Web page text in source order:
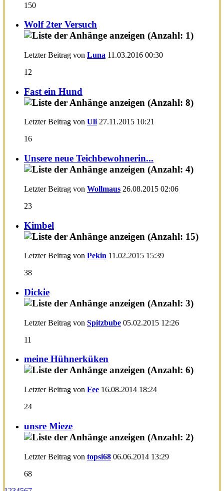
150
Wolf 2ter Versuch
Letzter Beitrag von Luna 11.03.2016 00:30
12
Fast ein Hund
Letzter Beitrag von Uli27.11.2015 10:21
16
Unsere neue Teichbewohnerin...
Letzter Beitrag von Wollmaus 26.08.2015 02:06
23
Kimbel
Letzter Beitrag von Pekin 11.02.2015 15:39
38
Dickie
Letzter Beitrag von Spitzbube 05.02.2015 12:26
11
meine Hühnerküken
Letzter Beitrag von Fee 16.08.2014 18:24
24
unsre Mieze
Letzter Beitrag von topsi68 06.06.2014 13:29
68